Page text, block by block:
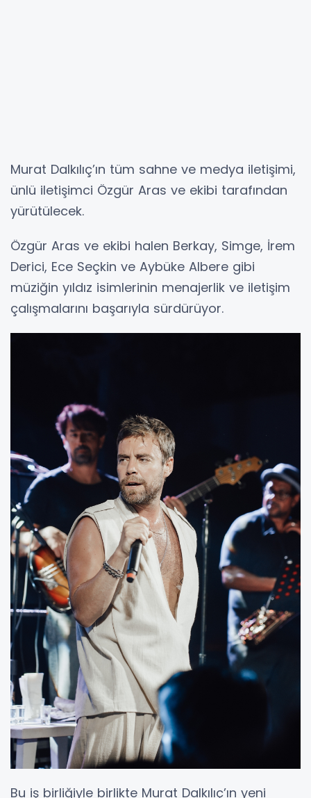
Murat Dalkılıç’ın tüm sahne ve medya iletişimi,
ünlü iletişimci Özgür Aras ve ekibi tarafından
yürütülecek.
Özgür Aras ve ekibi halen Berkay, Simge, İrem
Derici, Ece Seçkin ve Aybüke Albere gibi
müziğin yıldız isimlerinin menajerlik ve iletişim
çalışmalarını başarıyla sürdürüyor.
Bu iş birliğiyle birlikte Murat Dalkılıç’ın yeni